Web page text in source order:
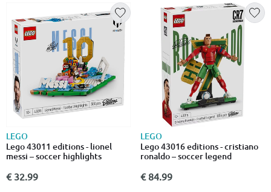
LEGO
Lego 43011 editions - lionel
messi – soccer highlights
€ 32.99
LEGO
Lego 43016 editions - cristiano
ronaldo – soccer legend
€ 84.99